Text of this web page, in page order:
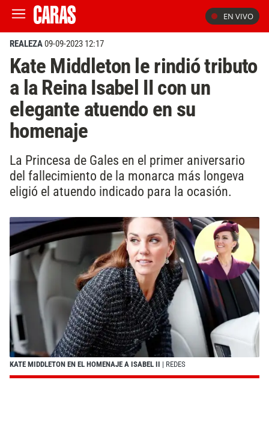
EN VIVO
REALEZA09-09-2023 12:17
Kate Middleton le rindió tributo
a la Reina Isabel II con un
elegante atuendo en su
homenaje
La Princesa de Gales en el primer aniversario
del fallecimiento de la monarca más longeva
eligió el atuendo indicado para la ocasión.
KATE MIDDLETON EN EL HOMENAJE A ISABEL II | REDES